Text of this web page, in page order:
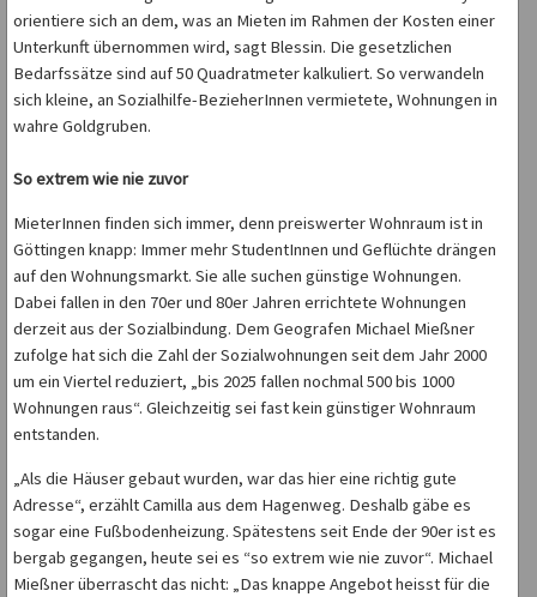
orientiere sich an dem, was an Mieten im Rahmen der Kosten einer
Unterkunft übernommen wird, sagt Blessin. Die gesetzlichen
Bedarfssätze sind auf 50 Quadratmeter kalkuliert. So verwandeln
sich kleine, an Sozialhilfe-BezieherInnen vermietete, Wohnungen in
wahre Goldgruben.
So extrem wie nie zuvor
MieterInnen finden sich immer, denn preiswerter Wohnraum ist in
Göttingen knapp: Immer mehr StudentInnen und Geflüchte drängen
auf den Wohnungsmarkt. Sie alle suchen günstige Wohnungen.
Dabei fallen in den 70er und 80er Jahren errichtete Wohnungen
derzeit aus der Sozialbindung. Dem Geografen Michael Mießner
zufolge hat sich die Zahl der Sozialwohnungen seit dem Jahr 2000
um ein Viertel reduziert, „bis 2025 fallen nochmal 500 bis 1000
Wohnungen raus“. Gleichzeitig sei fast kein günstiger Wohnraum
entstanden.
„Als die Häuser gebaut wurden, war das hier eine richtig gute
Adresse“, erzählt Camilla aus dem Hagenweg. Deshalb gäbe es
sogar eine Fußbodenheizung. Spätestens seit Ende der 90er ist es
bergab gegangen, heute sei es “so extrem wie nie zuvor“. Michael
Mießner überrascht das nicht: „Das knappe Angebot heisst für die